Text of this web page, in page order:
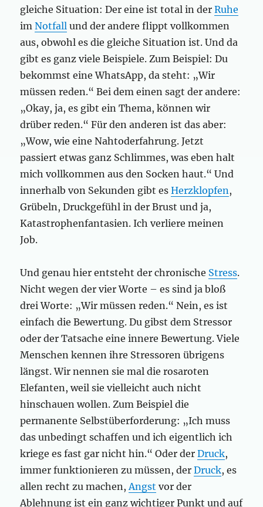
gleiche Situation: Der eine ist total in derRuhe
imNotfall und der andere flippt vollkommen
aus, obwohl es die gleiche Situation ist. Und da
gibt es ganz viele Beispiele. Zum Beispiel: Du
bekommst eine WhatsApp, da steht: „Wir
müssen reden.“ Bei dem einen sagt der andere:
„Okay, ja, es gibt ein Thema, können wir
drüber reden.“ Für den anderen ist das aber:
„Wow, wie eine Nahtoderfahrung. Jetzt
passiert etwas ganz Schlimmes, was eben halt
mich vollkommen aus den Socken haut.“ Und
innerhalb von Sekunden gibt esHerzklopfen,
Grübeln, Druckgefühl in der Brust und ja,
Katastrophenfantasien. Ich verliere meinen
Job.
Und genau hier entsteht der chronische Stress.
Nicht wegen der vier Worte – es sind ja bloß
drei Worte: „Wir müssen reden.“ Nein, es ist
einfach die Bewertung. Du gibst dem Stressor
oder der Tatsache eine innere Bewertung. Viele
Menschen kennen ihre Stressoren übrigens
längst. Wir nennen sie mal die rosaroten
Elefanten, weil sie vielleicht auch nicht
hinschauen wollen. Zum Beispiel die
permanente Selbstüberforderung: „Ich muss
das unbedingt schaffen und ich eigentlich ich
kriege es fast gar nicht hin.“ Oder derDruck,
immer funktionieren zu müssen, derDruck, es
allen recht zu machen,Angst vor der
Ablehnung ist ein ganz wichtiger Punkt und auf